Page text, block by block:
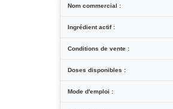
Nom commercial :
Ingrédient actif :
Conditions de vente :
Doses disponibles :
Mode d'emploi :